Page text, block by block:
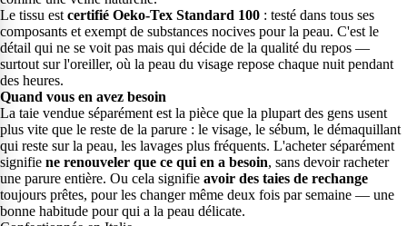
Le tissu est certifié Oeko-Tex Standard 100 : testé dans tous ses
composants et exempt de substances nocives pour la peau. C'est le
détail qui ne se voit pas mais qui décide de la qualité du repos —
surtout sur l'oreiller, où la peau du visage repose chaque nuit pendant
des heures.
Quand vous en avez besoin
La taie vendue séparément est la pièce que la plupart des gens usent
plus vite que le reste de la parure : le visage, le sébum, le démaquillant
qui reste sur la peau, les lavages plus fréquents. L'acheter séparément
signifie ne renouveler que ce qui en a besoin, sans devoir racheter
une parure entière. Ou cela signifie avoir des taies de rechange
toujours prêtes, pour les changer même deux fois par semaine — une
bonne habitude pour qui a la peau délicate.